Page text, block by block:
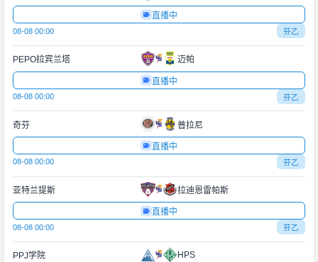
直播中
08-08 00:00 芬乙
PEPO拉宾兰塔 迈帕
直播中
08-08 00:00 芬乙
奇芬 普拉尼
直播中
08-08 00:00 芬乙
亚特兰提斯 拉迪恩雷帕斯
直播中
08-08 00:00 芬乙
PPJ学院 HPS